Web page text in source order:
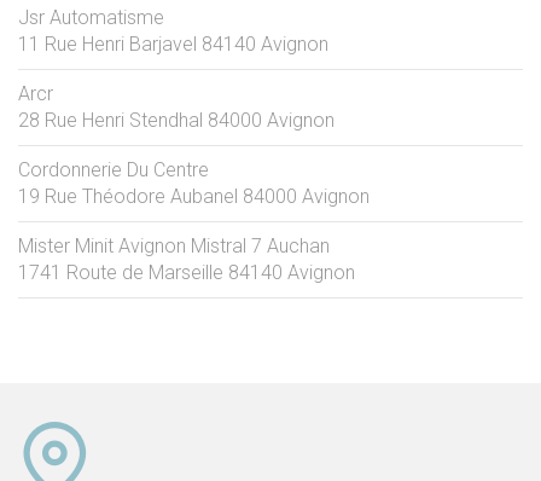
Jsr Automatisme
11 Rue Henri Barjavel 84140 Avignon
Arcr
28 Rue Henri Stendhal 84000 Avignon
Cordonnerie Du Centre
19 Rue Théodore Aubanel 84000 Avignon
Mister Minit Avignon Mistral 7 Auchan
1741 Route de Marseille 84140 Avignon